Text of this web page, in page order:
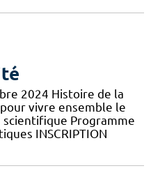
2024 Histoire de la
vivre ensemble le
Programme
​INSCRIPTION